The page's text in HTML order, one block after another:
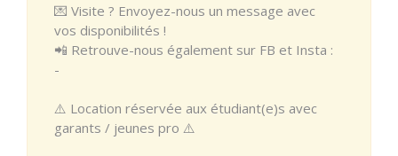
💌 Visite ? Envoyez-nous un message avec
vos disponibilités !
📲 Retrouve-nous également sur FB et Insta :
-
⚠️ Location réservée aux étudiant(e)s avec
garants / jeunes pro ⚠️